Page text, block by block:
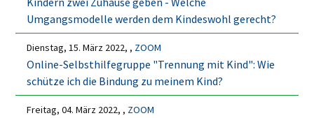
Umgangsmodelle werden dem Kindeswohl gerecht?
Dienstag, 15. März 2022, , ZOOM
Online-Selbsthilfegruppe "Trennung mit Kind": Wie
schütze ich die Bindung zu meinem Kind?
Freitag, 04. März 2022, , ZOOM